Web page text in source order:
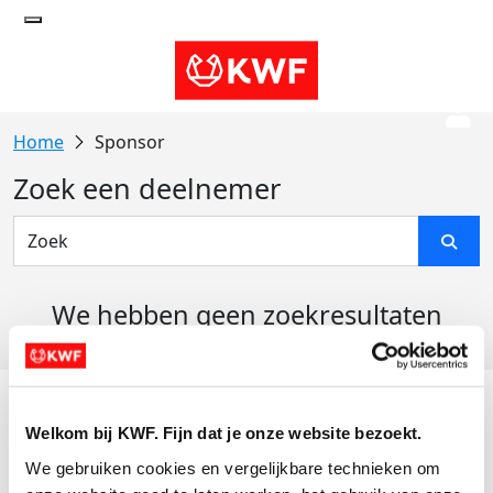
Welkom bij KWF. Fijn dat je onze website bezoekt.
We gebruiken cookies en vergelijkbare technieken om
Sponsor
Zoek een deelnemer
We hebben geen zoekresultaten
Actiematerialen
Evenementen